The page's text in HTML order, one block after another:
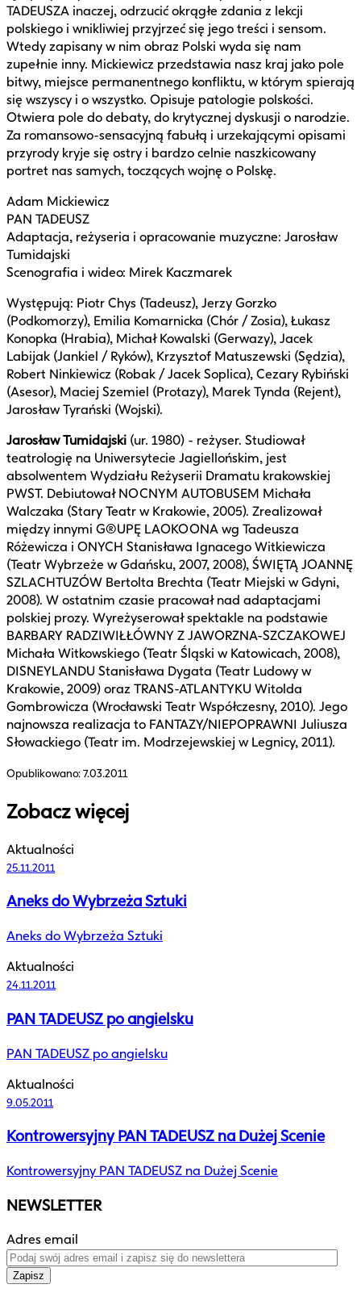
TADEUSZA inaczej, odrzucić okrągłe zdania z lekcji
polskiego i wnikliwiej przyjrzeć się jego treści i sensom.
Wtedy zapisany w nim obraz Polski wyda się nam
zupełnie inny. Mickiewicz przedstawia nasz kraj jako pole
bitwy, miejsce permanentnego konfliktu, w którym spierają
się wszyscy i o wszystko. Opisuje patologie polskości.
Otwiera pole do debaty, do krytycznej dyskusji o narodzie.
Za romansowo-sensacyjną fabułą i urzekającymi opisami
przyrody kryje się ostry i bardzo celnie naszkicowany
portret nas samych, toczących wojnę o Polskę.
Adam Mickiewicz
PAN TADEUSZ
Adaptacja, reżyseria i opracowanie muzyczne: Jarosław
Tumidajski
Scenografia i wideo: Mirek Kaczmarek
Występują: Piotr Chys (Tadeusz), Jerzy Gorzko
(Podkomorzy), Emilia Komarnicka (Chór / Zosia), Łukasz
Konopka (Hrabia), Michał Kowalski (Gerwazy), Jacek
Labijak (Jankiel / Ryków), Krzysztof Matuszewski (Sędzia),
Robert Ninkiewicz (Robak / Jacek Soplica), Cezary Rybiński
(Asesor), Maciej Szemiel (Protazy), Marek Tynda (Rejent),
Jarosław Tyrański (Wojski).
Jarosław Tumidajski (ur. 1980) - reżyser. Studiował
teatrologię na Uniwersytecie Jagiellońskim, jest
absolwentem Wydziału Reżyserii Dramatu krakowskiej
PWST. Debiutował NOCNYM AUTOBUSEM Michała
Walczaka (Stary Teatr w Krakowie, 2005). Zrealizował
między innymi G®UPĘ LAOKOONA wg Tadeusza
Różewicza i ONYCH Stanisława Ignacego Witkiewicza
(Teatr Wybrzeże w Gdańsku, 2007, 2008), ŚWIĘTĄ JOANNĘ
SZLACHTUZÓW Bertolta Brechta (Teatr Miejski w Gdyni,
2008). W ostatnim czasie pracował nad adaptacjami
polskiej prozy. Wyreżyserował spektakle na podstawie
BARBARY RADZIWIŁŁÓWNY Z JAWORZNA-SZCZAKOWEJ
Michała Witkowskiego (Teatr Śląski w Katowicach, 2008),
DISNEYLANDU Stanisława Dygata (Teatr Ludowy w
Krakowie, 2009) oraz TRANS-ATLANTYKU Witolda
Gombrowicza (Wrocławski Teatr Współczesny, 2010). Jego
najnowsza realizacja to FANTAZY/NIEPOPRAWNI Juliusza
Słowackiego (Teatr im. Modrzejewskiej w Legnicy, 2011).
Opublikowano:7.03.2011
Zobacz więcej
Aktualności
25.11.2011
Aneks do Wybrzeża Sztuki
Aneks do Wybrzeża Sztuki
Aktualności
24.11.2011
PAN TADEUSZ po angielsku
PAN TADEUSZ po angielsku
Aktualności
9.05.2011
Kontrowersyjny PAN TADEUSZ na Dużej Scenie
Kontrowersyjny PAN TADEUSZ na Dużej Scenie
NEWSLETTER
Adres email
Zapisz